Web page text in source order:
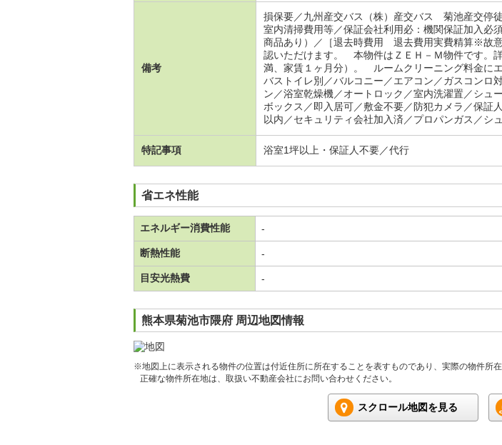
備考
損保要／九州産交バス（株）産交バス 菊池産交停
室内清掃費用等／保証会社利用必：機関保証加入
商品あり）／［退去時費用 退去費用実費精算※故
認いただけます。 本物件はＺＥＨ－Ｍ物件です。
満、家賃１ヶ月分）。 ルームクリーニング料金
バストイレ別／バルコニー／エアコン／ガスコンロ
ン／浴室乾燥機／オートロック／室内洗濯置／シュ
ボックス／即入居可／敷金不要／防犯カメラ／保証
以内／セキュリティ会社加入済／プロパンガス／シ
特記事項 浴室1坪以上・保証人不要／代行
省エネ性能
エネルギー消費性能 -
断熱性能 -
目安光熱費 -
熊本県菊池市隈府 周辺地図情報
※地図上に表示される物件の位置は付近住所に所在することを表すものであり、実際の物件所在
正確な物件所在地は、取扱い不動産会社にお問い合わせください。
スクロール地図を見る